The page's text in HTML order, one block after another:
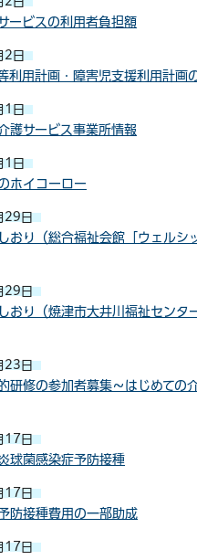
ービスの利用者負担額
2日
利用計画・障害児支援利用計画
1日
護サービス事業所情報
1日
ホイコーロー
29日
おり（総合福祉会館「ウェルシ
29日
おり（焼津市大井川福祉センタ
23日
研修の参加者募集～はじめての
17日
球菌感染症予防接種
17日
防接種費用の一部助成
17日